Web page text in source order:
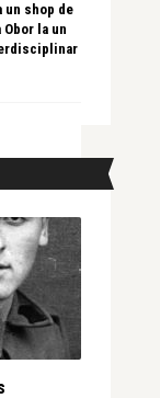
un shop de
la un